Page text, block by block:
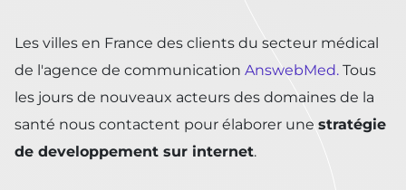
Les villes en France des clients du secteur médical
de l'agence de communication AnswebMed. Tous
les jours de nouveaux acteurs des domaines de la
santé nous contactent pour élaborer une stratégie
de developpement sur internet.